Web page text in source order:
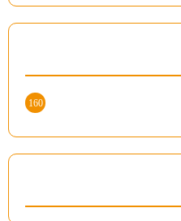
160